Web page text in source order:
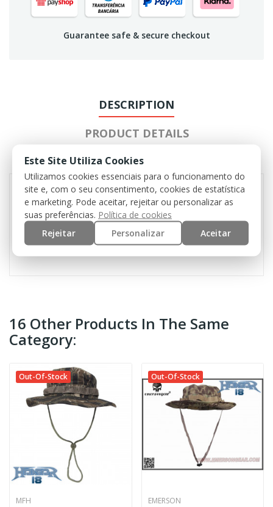
Guarantee safe & secure checkout
DESCRIPTION
PRODUCT DETAILS
REVIEWS
Broad hatband with loops
4 screened side vents
Chin strap with cord stopper
16 Other Products In The Same
Category:
Out-Of-Stock
MFH
Out-Of-Stock
EMERSON
Este Site Utiliza Cookies
Utilizamos cookies essenciais para o funcionamento do
site e, com o seu consentimento, cookies de estatística
e marketing. Pode aceitar, rejeitar ou personalizar as
suas preferências. Política de cookies
Rejeitar
Personalizar Aceitar